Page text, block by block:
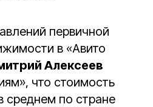
первичной
в «Авито
Алексеев
что стоимость
среднем по стране